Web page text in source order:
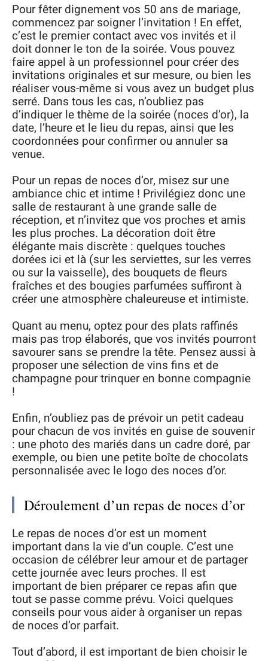
Pour fêter dignement vos 50 ans de mariage,
commencez par soigner l’invitation ! En effet,
c’est le premier contact avec vos invités et il
doit donner le ton de la soirée. Vous pouvez
faire appel à un professionnel pour créer des
invitations originales et sur mesure, ou bien les
réaliser vous-même si vous avez un budget plus
serré. Dans tous les cas, n’oubliez pas
d’indiquer le thème de la soirée (noces d’or), la
date, l’heure et le lieu du repas, ainsi que les
coordonnées pour confirmer ou annuler sa
venue.
Pour un repas de noces d’or, misez sur une
ambiance chic et intime ! Privilégiez donc une
salle de restaurant à une grande salle de
réception, et n’invitez que vos proches et amis
les plus proches. La décoration doit être
élégante mais discrète : quelques touches
dorées ici et là (sur les serviettes, sur les verres
ou sur la vaisselle), des bouquets de fleurs
fraîches et des bougies parfumées suffiront à
créer une atmosphère chaleureuse et intimiste.
Quant au menu, optez pour des plats raffinés
mais pas trop élaborés, que vos invités pourront
savourer sans se prendre la tête. Pensez aussi à
proposer une sélection de vins fins et de
champagne pour trinquer en bonne compagnie
!
Enfin, n’oubliez pas de prévoir un petit cadeau
pour chacun de vos invités en guise de souvenir
: une photo des mariés dans un cadre doré, par
exemple, ou bien une petite boîte de chocolats
personnalisée avec le logo des noces d’or.
Déroulement d’un repas de noces d’or
Le repas de noces d’or est un moment
important dans la vie d’un couple. C’est une
occasion de célébrer leur amour et de partager
cette journée avec leurs proches. Il est
important de bien préparer ce repas afin que
tout se passe comme prévu. Voici quelques
conseils pour vous aider à organiser un repas
de noces d’or parfait.
Tout d’abord, il est important de bien choisir le